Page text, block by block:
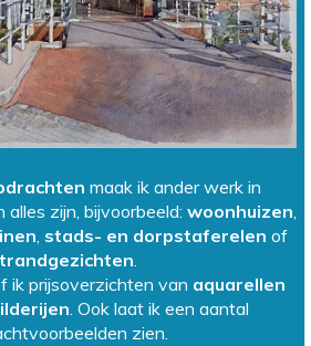
maak ik ander werk in
zijn, bijvoorbeeld: woonhuizen,
, stads- en dorpstaferelen of
.
ik prijsoverzichten van aquarellen
. Ook laat ik een aantal
zien.